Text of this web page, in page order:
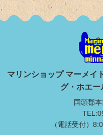
マリンショップ マーメイ
グ・ホエー
国頭郡
（電話受付）